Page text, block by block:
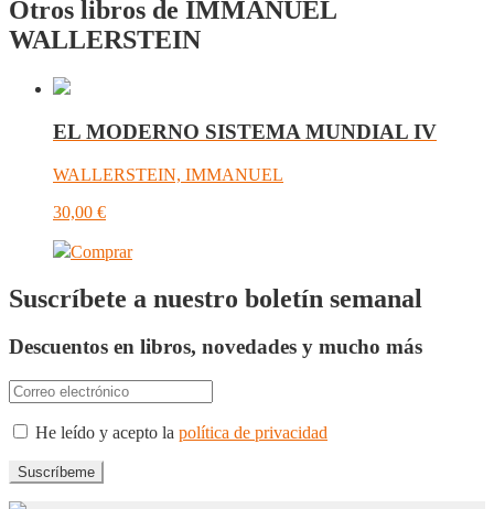
Otros libros de IMMANUEL
WALLERSTEIN
EL MODERNO SISTEMA MUNDIAL IV
WALLERSTEIN, IMMANUEL
30,00 €
Comprar
Suscríbete a nuestro boletín semanal
Descuentos en libros, novedades y mucho más
He leído y acepto la política de privacidad